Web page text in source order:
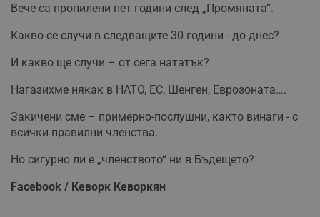
Вече са пропилени пет години след „Промяната“.
Какво се случи в следващите 30 години - до днес?
И какво ще случи – от сега нататък?
Нагазихме някак в НАТО, ЕС, Шенген, Еврозоната….
Закичени сме – примерно-послушни, както винаги - с
всички правилни членства.
Но сигурно ли е „членството“ ни в Бъдещето?
Facebook / Кеворк Кеворкян